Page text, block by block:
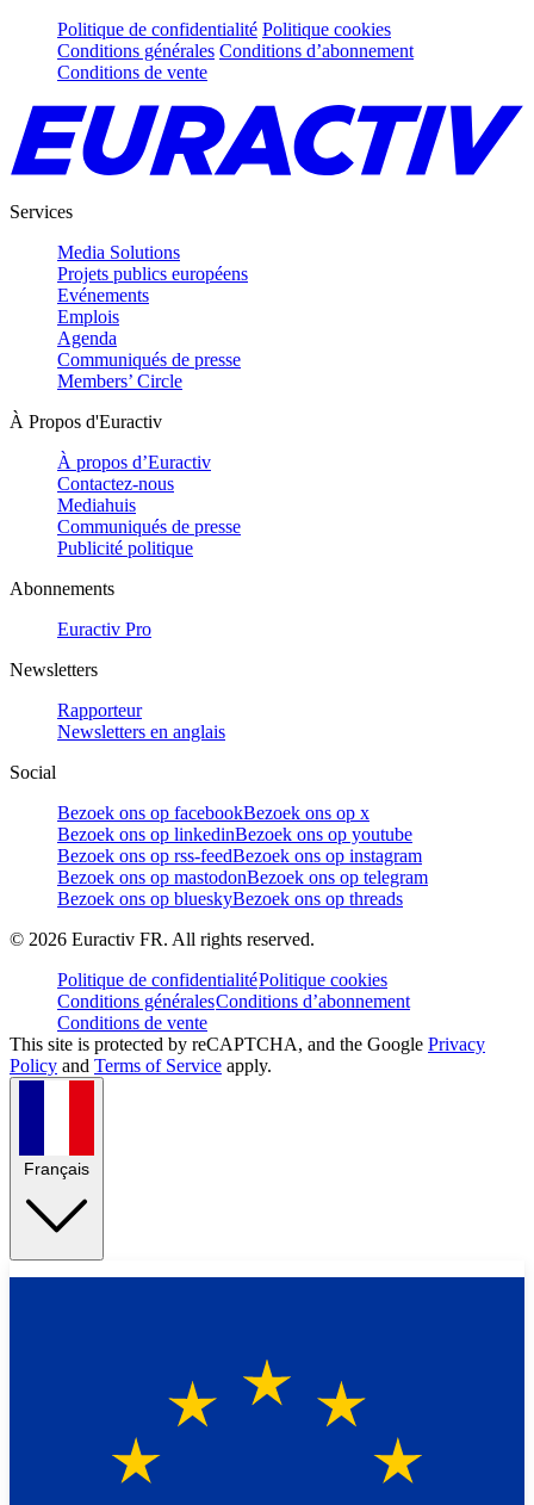
Politique de confidentialité Politique cookies
Conditions générales Conditions d’abonnement
Conditions de vente
Services
Media Solutions
Projets publics européens
Evénements
Emplois
Agenda
Communiqués de presse
Members’ Circle
À Propos d'Euractiv
À propos d’Euractiv
Contactez-nous
Mediahuis
Communiqués de presse
Publicité politique
Abonnements
Euractiv Pro
Newsletters
Rapporteur
Newsletters en anglais
Social
Bezoek ons op facebookBezoek ons op x
Bezoek ons op linkedinBezoek ons op youtube
Bezoek ons op rss-feedBezoek ons op instagram
Bezoek ons op mastodonBezoek ons op telegram
Bezoek ons op blueskyBezoek ons op threads
© 2026 Euractiv FR. All rights reserved.
Politique de confidentialitéPolitique cookies
Conditions généralesConditions d’abonnement
Conditions de vente
This site is protected by reCAPTCHA, and the Google Privacy
Policy and Terms of Service apply.
Français